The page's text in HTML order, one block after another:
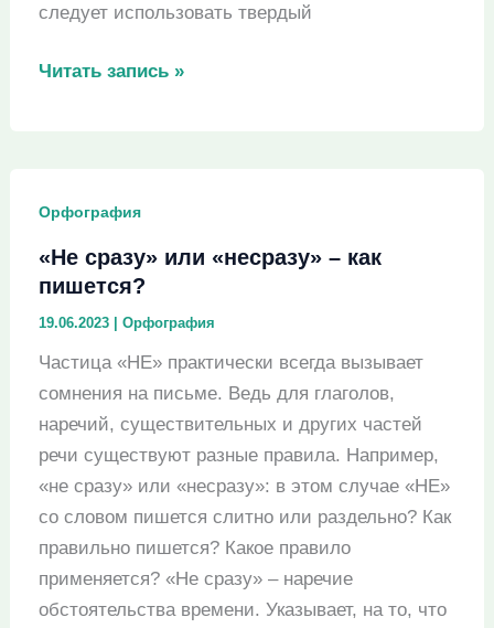
следует использовать твердый
«Взъерошенный»
пишется?
Читать запись »
Орфография
«Не сразу» или «несразу» – как
пишется?
19.06.2023 | Орфография
Частица «НЕ» практически всегда вызывает
сомнения на письме. Ведь для глаголов,
наречий, существительных и других частей
речи существуют разные правила. Например,
«не сразу» или «несразу»: в этом случае «НЕ»
со словом пишется слитно или раздельно? Как
правильно пишется? Какое правило
применяется? «Не сразу» – наречие
обстоятельства времени. Указывает, на то, что